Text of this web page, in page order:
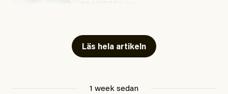
Läs hela artikeln
1 week sedan